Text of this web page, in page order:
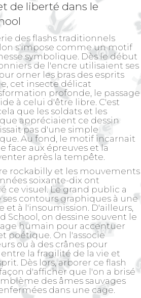
de liberté dans le
des flashs traditionnels
s'impose comme un motif
symbolique. Dès le début
de l'encre utilisaient ses
orner les bras des esprits
cet insecte délicat
profonde, le passage
à celui d'être libre. C'est
que les soldats et les
appréciaient ce dessin
pas d'une simple
Au fond, le motif incarnait
face aux épreuves et la
après la tempête.
rockabilly et les mouvements
soixante-dix ont
ce visuel. Le grand public a
contours graphiques à une
à l'insoumission. D'ailleurs,
School, on dessine souvent le
humain pour accentuer
poétique. On l'associe
ou à des crânes pour
la fragilité de la vie et
Dès lors, arborer ce flash
d'afficher que l'on a brisé
des âmes sauvages
dans une cage.